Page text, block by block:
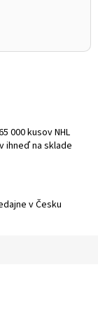
000 kusov NHL
ihneď na sklade
v Česku